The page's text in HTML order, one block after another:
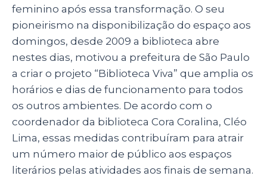
feminino após essa transformação. O seu
pioneirismo na disponibilização do espaço aos
domingos, desde 2009 a biblioteca abre
nestes dias, motivou a prefeitura de São Paulo
a criar o projeto “Biblioteca Viva” que amplia os
horários e dias de funcionamento para todos
os outros ambientes. De acordo com o
coordenador da biblioteca Cora Coralina, Cléo
Lima, essas medidas contribuíram para atrair
um número maior de público aos espaços
literários pelas atividades aos finais de semana.